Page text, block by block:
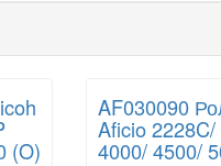
(O)
AF030090
Aficio
4000/ 4500/